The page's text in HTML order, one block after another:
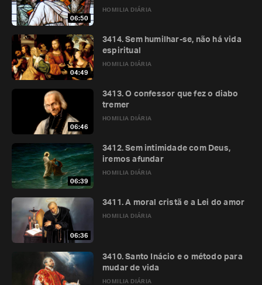
06:50
HOMILIA DIÁRIA
04:49
HOMILIA DIÁRIA
3414. Sem humilhar-se, não há vida
espiritual
06:46
HOMILIA DIÁRIA
3413. O confessor que fez o diabo
tremer
06:39
HOMILIA DIÁRIA
3412. Sem intimidade com Deus,
iremos afundar
06:36
HOMILIA DIÁRIA
3411. A moral cristã e a Lei do amor
HOMILIA DIÁRIA
3410. Santo Inácio e o método para
mudar de vida